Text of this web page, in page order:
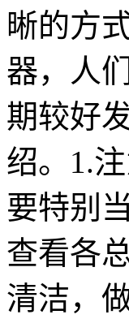
晰的方
器，人
期较好
绍。1.
要特别
查看各
清洁，